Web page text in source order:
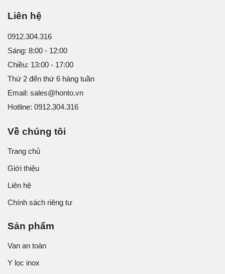
Liên hệ
0912.304.316
Sáng: 8:00 - 12:00
Chiều: 13:00 - 17:00
Thứ 2 đến thứ 6 hàng tuần
Email: sales@honto.vn
Hotline: 0912.304.316
Về chúng tôi
Trang chủ
Giới thiệu
Liên hệ
Chính sách riêng tư
Sản phẩm
Van an toàn
Y lọc inox